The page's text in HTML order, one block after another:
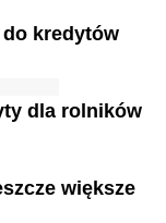
kredytów
dla rolników
większe